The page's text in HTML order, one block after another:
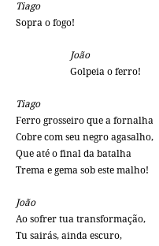
Tiago
Sopra o fogo!
João
Golpeia o ferro!
Tiago
Ferro grosseiro que a fornalha
Cobre com seu negro agasalho,
Que até o final da batalha
Trema e gema sob este malho!
João
Ao sofrer tua transformação,
Tu sairás, ainda escuro,